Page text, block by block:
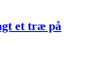
et træ på